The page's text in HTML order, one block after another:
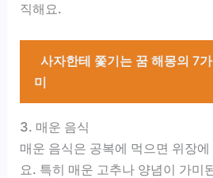
직해요.
사자한테 쫓기는 꿈 해몽의 7
미
3. 매운 음식
매운 음식은 공복에 먹으면 위장
요. 특히 매운 고추나 양념이 가미